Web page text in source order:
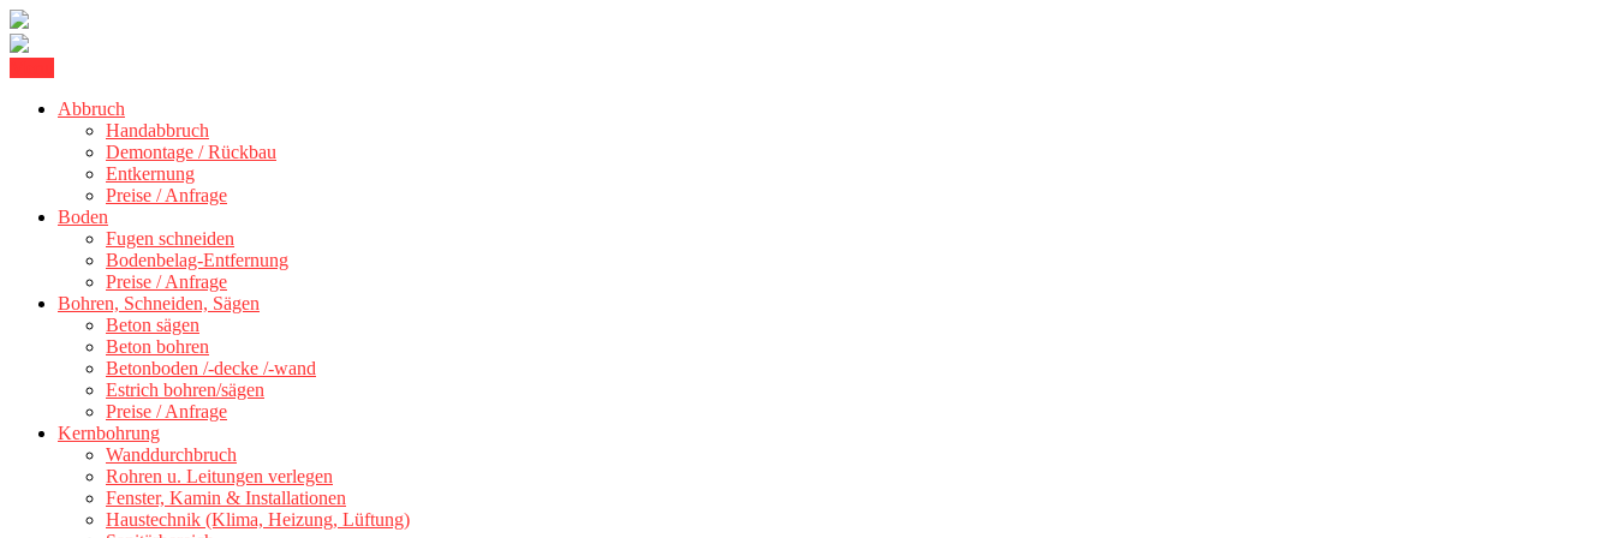
content
BBS Technik GmbH
Abbruch
Handabbruch
Demontage / Rückbau
Entkernung
Preise / Anfrage
Boden
Fugen schneiden
Bodenbelag-Entfernung
Preise / Anfrage
Bohren, Schneiden, Sägen
Beton sägen
Beton bohren
Betonboden /-decke /-wand
Estrich bohren/sägen
Preise / Anfrage
Kernbohrung
Wanddurchbruch
Rohren u. Leitungen verlegen
Fenster, Kamin & Installationen
Haustechnik (Klima, Heizung, Lüftung)